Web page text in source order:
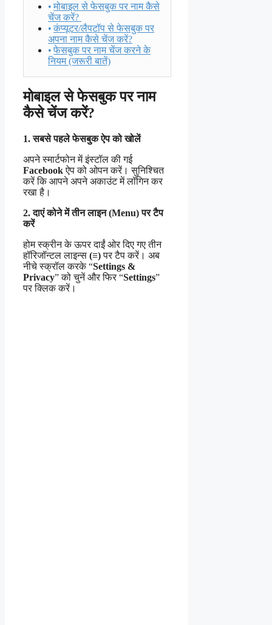
मोबाइल से फेसबुक पर नाम कैसे
चेंज करें?
कंप्यूटर/लैपटॉप से फेसबुक पर
अपना नाम कैसे चेंज करें?
फेसबुक पर नाम चेंज करने के
नियम (जरूरी बातें)
मोबाइल से फेसबुक पर नाम
कैसे चेंज करें?
1. सबसे पहले फेसबुक ऐप को खोलें
अपने स्मार्टफोन में इंस्टॉल की गई
Facebookऐप को ओपन करें। सुनिश्चित
करें कि आपने अपने अकाउंट में लॉगिन कर
रखा है।
2. दाएं कोने में तीन लाइन (Menu) पर टैप
करें
होम स्क्रीन के ऊपर दाईं ओर दिए गए तीन
हॉरिजॉन्टल लाइन्स (≡)पर टैप करें। अब
नीचे स्क्रॉल करके “Settings &
Privacy” को चुनें और फिर “Settings”
पर क्लिक करें।